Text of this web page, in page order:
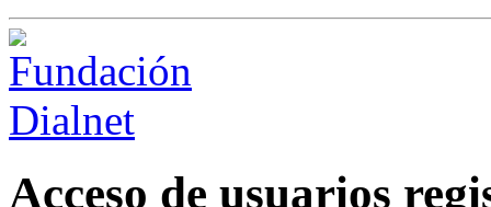
Acceso de usuarios